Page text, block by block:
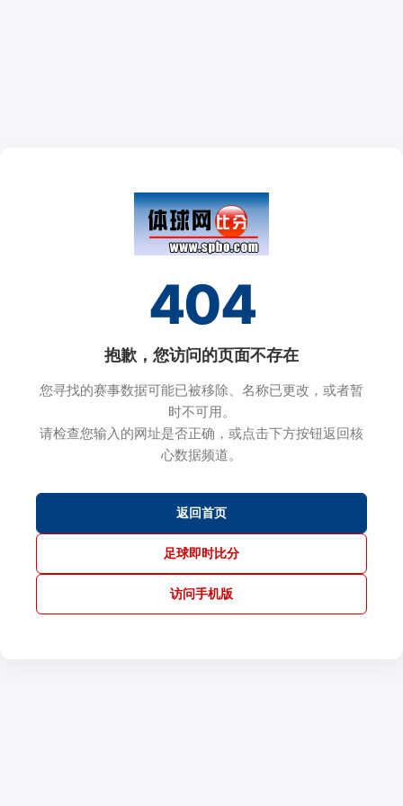
404
抱歉，您访问的页面不存在
您寻找的赛事数据可能已被移除、名称已更改，或者暂
时不可用。
请检查您输入的网址是否正确，或点击下方按钮返回核
心数据频道。
返回首页
足球即时比分
访问手机版